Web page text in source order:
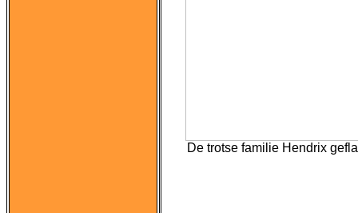
De trotse familie Hendrix